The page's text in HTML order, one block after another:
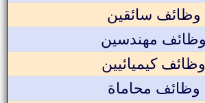
وظائف سائقين
وظائف مهندسين
وظائف كيميائيين
وظائف محاماة